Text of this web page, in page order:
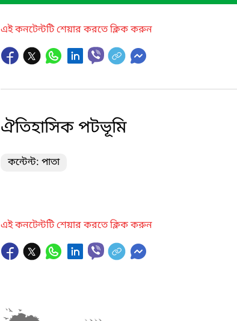
এই কনটেন্টটি শেয়ার করতে ক্লিক করুন
ঐতিহাসিক পটভূমি
কন্টেন্ট: পাতা
এই কনটেন্টটি শেয়ার করতে ক্লিক করুন